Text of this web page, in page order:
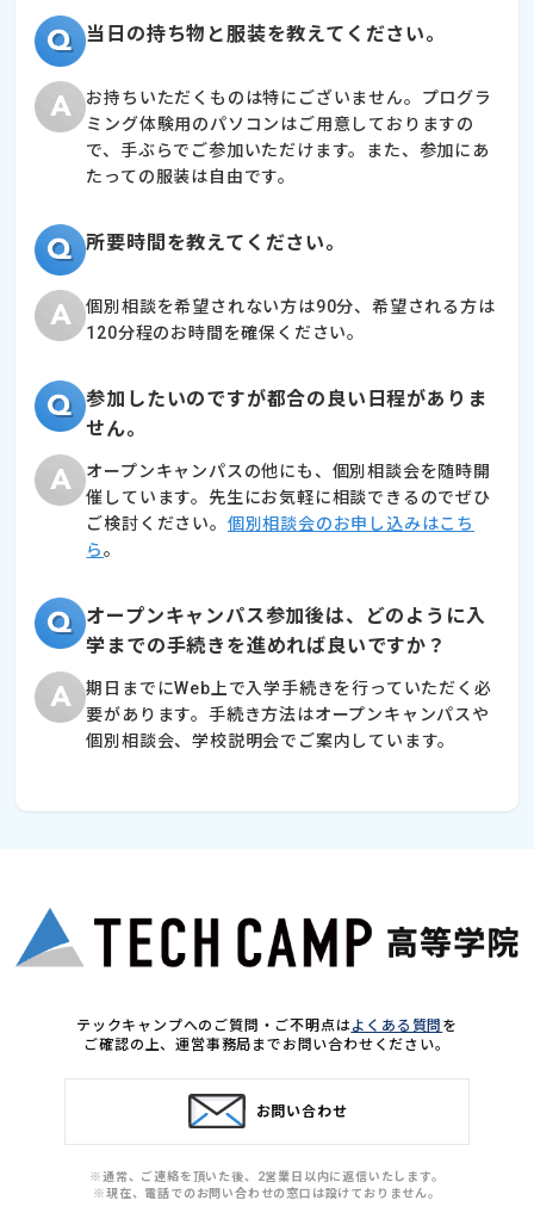
当日の持ち物と服装を教えてください。
お持ちいただくものは特にございません。プログラ
ミング体験用のパソコンはご用意しておりますの
で、手ぶらでご参加いただけます。また、参加にあ
たっての服装は自由です。
所要時間を教えてください。
個別相談を希望されない方は90分、希望される方は
120分程のお時間を確保ください。
参加したいのですが都合の良い日程がありま
せん。
オープンキャンパスの他にも、個別相談会を随時開
催しています。先生にお気軽に相談できるのでぜひ
ご検討ください。 個別相談会のお申し込みはこち
ら。
オープンキャンパス参加後は、どのように入
学までの手続きを進めれば良いですか？
期日までにWeb上で入学手続きを行っていただく必
要があります。手続き方法はオープンキャンパスや
個別相談会、学校説明会でご案内しています。
テックキャンプへのご質問・ご不明点はよくある質問 を
ご確認の上、運営事務局までお問い合わせください。
お問い合わせ
※通常、ご連絡を頂いた後、2営業日以内に返信いたします。
※現在、電話でのお問い合わせの窓口は設けておりません。